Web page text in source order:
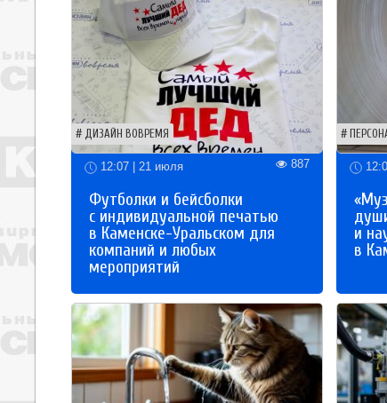
ДИЗАЙН ВОВРЕМЯ
12:07 | 21 июля 887
Футболки и бейсболки
с индивидуальной печатью
в Каменске-Уральском для
компаний и любых
мероприятий
и
в